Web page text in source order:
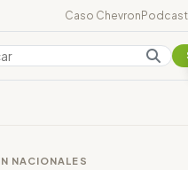
Caso Chevron
NACIONALES